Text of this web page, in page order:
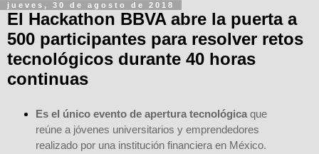
jueves, 30 de agosto de 2018
El Hackathon BBVA abre la puerta a
500 participantes para resolver retos
tecnológicos durante 40 horas
continuas
Es el único evento de apertura tecnológicaque
reúne a jóvenes universitarios y emprendedores
realizado por una institución financiera en México.